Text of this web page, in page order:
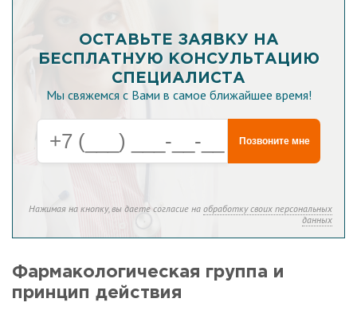
ОСТАВЬТЕ ЗАЯВКУ НА
БЕСПЛАТНУЮ КОНСУЛЬТАЦИЮ
СПЕЦИАЛИСТА
Мы свяжемся с Вами в самое ближайшее время!
Позвоните мне
Нажимая на кнопку, вы даете согласие на обработку своих персональных
данных
Фармакологическая группа и
принцип действия